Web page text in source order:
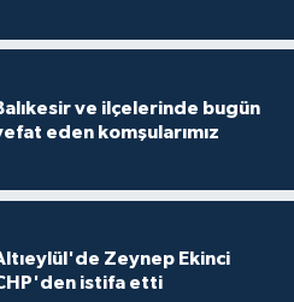
ve ilçelerinde bugün
eden komşularımız
Zeynep Ekinci
istifa etti